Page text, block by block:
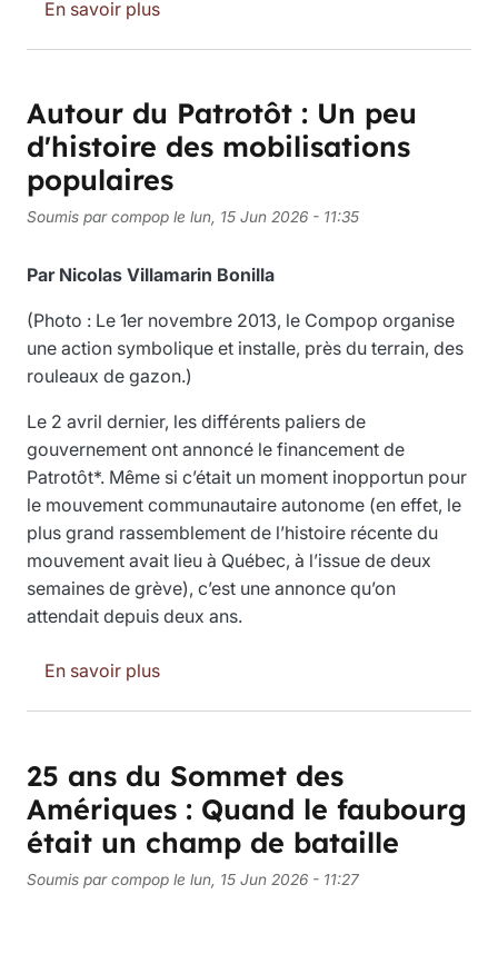
En savoir plussur Îlot Saint-Vincent-de-Paul : Victoire
Autour du Patrotôt : Un peu
d'histoire des mobilisations
populaires
Soumis parcompop le lun, 15 Jun 2026 - 11:35
Par Nicolas Villamarin Bonilla
(Photo : Le 1er novembre 2013, le Compop organise
une action symbolique et installe, près du terrain, des
rouleaux de gazon.)
Le 2 avril dernier, les différents paliers de
gouvernement ont annoncé le financement de
Patrotôt*. Même si c’était un moment inopportun pour
le mouvement communautaire autonome (en effet, le
plus grand rassemblement de l’histoire récente du
mouvement avait lieu à Québec, à l’issue de deux
semaines de grève), c’est une annonce qu’on
attendait depuis deux ans.
En savoir plussur Autour du Patrotôt : Un peu
25 ans du Sommet des
Amériques : Quand le faubourg
était un champ de bataille
Soumis parcompop le lun, 15 Jun 2026 - 11:27